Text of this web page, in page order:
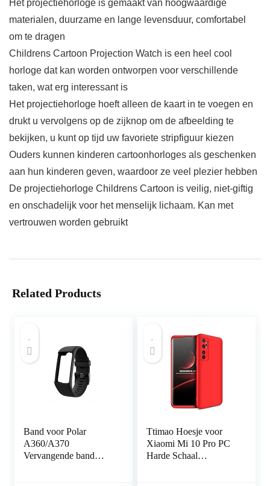
Het projectiehorloge is gemaakt van hoogwaardige
materialen, duurzame en lange levensduur, comfortabel
om te dragen
Childrens Cartoon Projection Watch is een heel cool
horloge dat kan worden ontworpen voor verschillende
taken, wat erg interessant is
Het projectiehorloge hoeft alleen de kaart in te voegen en
drukt u vervolgens op de zijknop om de afbeelding te
bekijken, u kunt op tijd uw favoriete stripfiguur kiezen
Ouders kunnen kinderen cartoonhorloges als geschenken
aan hun kinderen geven, waardoor ze veel plezier hebben
De projectiehorloge Childrens Cartoon is veilig, niet-giftig
en onschadelijk voor het menselijk lichaam. Kan met
vertrouwen worden gebruikt
Related Products
Band voor Polar
A360/A370
Vervangende band
Ttimao Hoesje voor
Xiaomi Mi 10 Pro PC
Harde Schaal